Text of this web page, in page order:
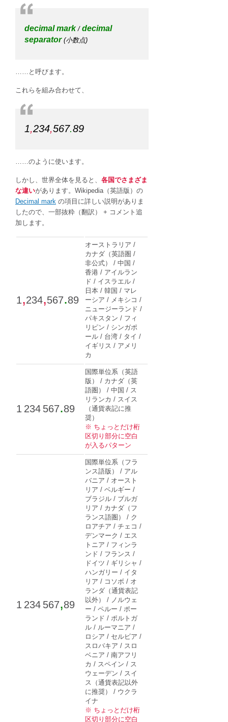
decimal mark/ decimal
separator(小数点)
……と呼びます。
これらを組み合わせて、
1,234,567.89
……のように使います。
しかし、世界全体を見ると、 各国でさまざま
な違いがあります。Wikipedia（英語版）の
Decimal mark の項目に詳しい説明がありま
したので、一部抜粋（翻訳） + コメント追
加します。
1,234,567.89
オーストラリア /
カナダ（英語圏 /
非公式） / 中国 /
香港 / アイルラン
ド / イスラエル /
日本 / 韓国 / マレ
ーシア / メキシコ /
ニュージーランド /
パキスタン / フィ
リピン / シンガポ
ール / 台湾 / タイ /
イギリス / アメリ
カ
1 234 567.89
国際単位系（英語
版） / カナダ（英
語圏） / 中国 / ス
リランカ / スイス
（通貨表記に推
奨）
※ ちょっとだけ桁
区切り部分に空白
が入るパターン
1 234 567,89
国際単位系（フラ
ンス語版） / アル
バニア / オースト
リア / ベルギー /
ブラジル / ブルガ
リア / カナダ（フ
ランス語圏） / ク
ロアチア / チェコ /
デンマーク / エス
トニア / フィンラ
ンド / フランス /
ドイツ / ギリシャ /
ハンガリー / イタ
リア / コソボ / オ
ランダ（通貨表記
以外） / ノルウェ
ー / ペルー / ポー
ランド / ポルトガ
ル / ルーマニア /
ロシア / セルビア /
スロバキア / スロ
ベニア / 南アフリ
カ / スペイン / ス
ウェーデン / スイ
ス（通貨表記以外
に推奨） / ウクラ
イナ
※ ちょっとだけ桁
区切り部分に空白